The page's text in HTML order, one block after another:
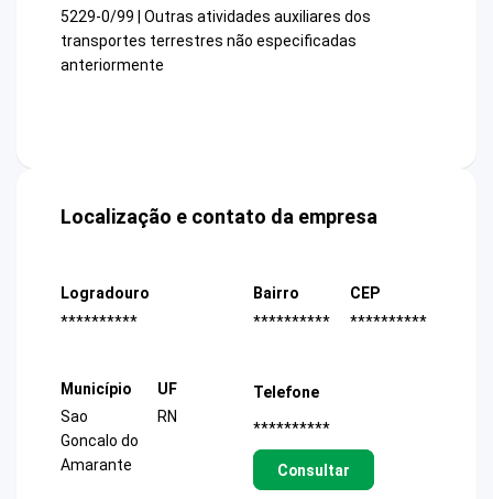
5229-0/99 | Outras atividades auxiliares dos
transportes terrestres não especificadas
anteriormente
Localização e contato da empresa
Logradouro
**********
Bairro
**********
CEP
**********
Município
Sao
Goncalo do
Amarante
UF
RN
Telefone
**********
Consultar